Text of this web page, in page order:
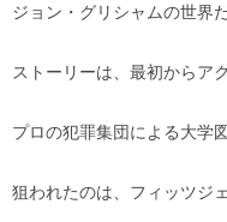
ジョン・グリシャムの世界だ
ストーリーは、最初からア
プロの犯罪集団による大学
狙われたのは、フィッツジ